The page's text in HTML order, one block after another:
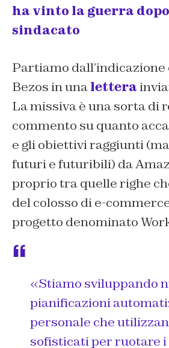
ha vinto la guerra
sindacato
Partiamo dall’indicazione
Bezos in unalettera
La missiva è una sorta di
commento su quanto
e gli obiettivi raggiunti
futuri e futuribili) da
proprio tra quelle righe
del colosso di e-
progetto denominato
«Stiamo sviluppando
pianificazioni
personale che
sofisticati per ruotare